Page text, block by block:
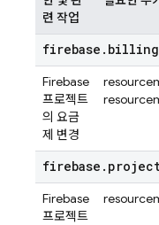
련 작업
firebase . billing
Firebase
프로젝트
의 요금
제 변경
firebase .
Firebase
프로젝트